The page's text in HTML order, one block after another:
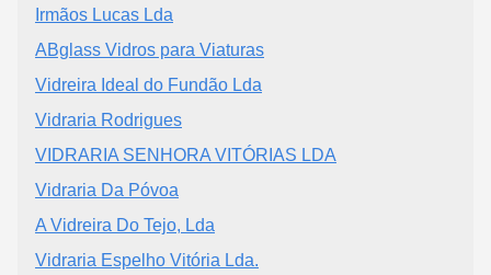
Irmãos Lucas Lda
ABglass Vidros para Viaturas
Vidreira Ideal do Fundão Lda
Vidraria Rodrigues
VIDRARIA SENHORA VITÓRIAS LDA
Vidraria Da Póvoa
A Vidreira Do Tejo, Lda
Vidraria Espelho Vitória Lda.